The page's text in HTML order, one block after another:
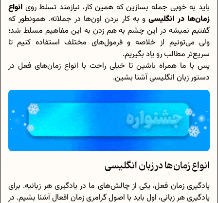
باید به خوبی جمله بسازین که همین کار، نیازمند تسلط روی انواع
زمان‌ها در انگلیسیو به کار بردن اون‌ها در جملاته. همونطور که
گفتیم نمیشه در این چشم به هم زدن به این مفاهیم مسلط شد؛
ولی می‌تونیم از خلاصه و فرمول‌‌های مختلف استفاده کنیم تا
سریع‌تر مطالب رو یاد بگیریم.
پس با ما همراه باشین تا خیلی راحت با انواع زمان‌های فعل در
دستور زبان انگلیسی آشنا بشین.
انواع زمان‌ها در زبان انگلیسی
یادگیری زمان فعل، یکی از چالش‌های ما در یادگیری هر زبانیه. برای
یادگیری هر زبانی، اول باید با اصول گرامری زمان افعال آشنا بشیم. در